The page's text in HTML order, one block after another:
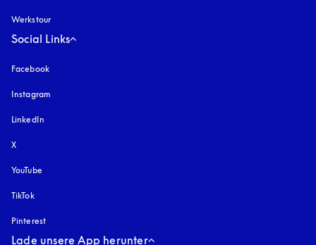
Werkstour
Social Links
Facebook
Instagram
LinkedIn
X
YouTube
TikTok
Pinterest
Lade unsere App herunter